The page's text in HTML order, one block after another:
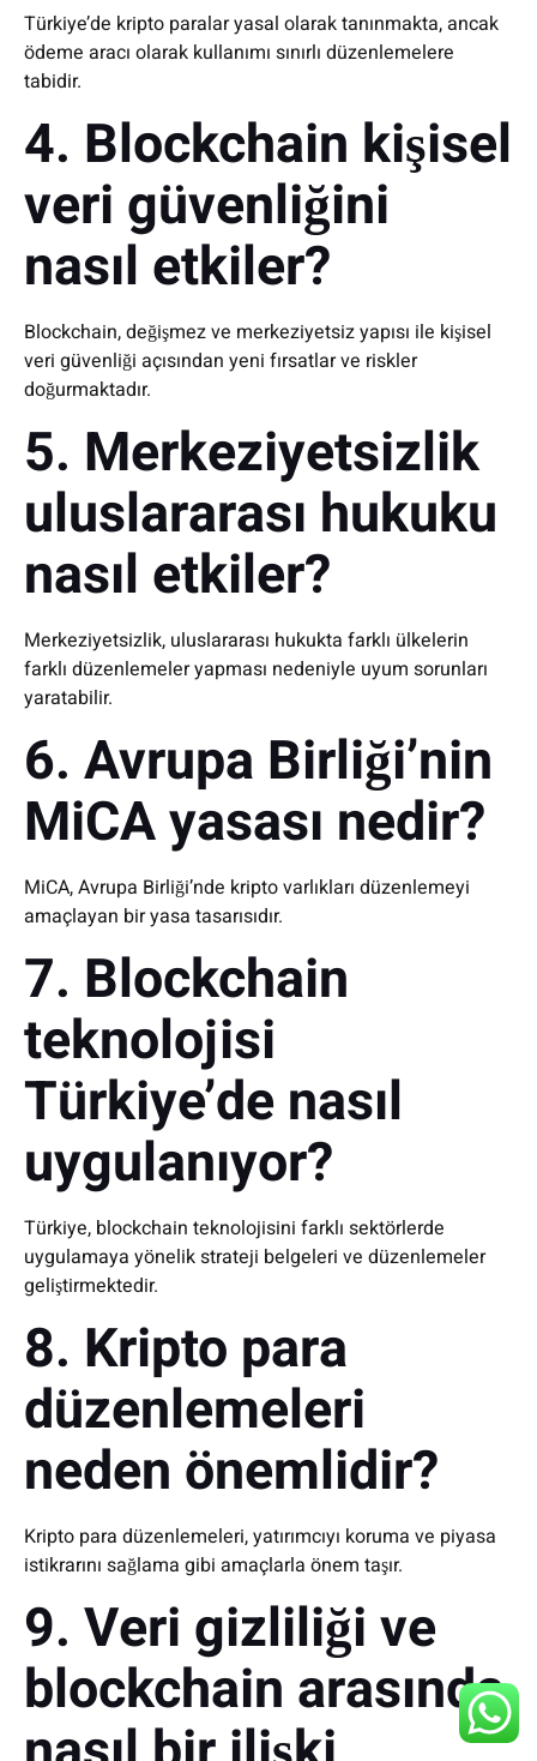
Türkiye’de kripto paralar yasal olarak tanınmakta, ancak
ödeme aracı olarak kullanımı sınırlı düzenlemelere
tabidir.
4. Blockchain kişisel
veri güvenliğini
nasıl etkiler?
Blockchain, değişmez ve merkeziyetsiz yapısı ile kişisel
veri güvenliği açısından yeni fırsatlar ve riskler
doğurmaktadır.
5. Merkeziyetsizlik
uluslararası hukuku
nasıl etkiler?
Merkeziyetsizlik, uluslararası hukukta farklı ülkelerin
farklı düzenlemeler yapması nedeniyle uyum sorunları
yaratabilir.
6. Avrupa Birliği’nin
MiCA yasası nedir?
MiCA, Avrupa Birliği’nde kripto varlıkları düzenlemeyi
amaçlayan bir yasa tasarısıdır.
7. Blockchain
teknolojisi
Türkiye’de nasıl
uygulanıyor?
Türkiye, blockchain teknolojisini farklı sektörlerde
uygulamaya yönelik strateji belgeleri ve düzenlemeler
geliştirmektedir.
8. Kripto para
düzenlemeleri
neden önemlidir?
Kripto para düzenlemeleri, yatırımcıyı koruma ve piyasa
istikrarını sağlama gibi amaçlarla önem taşır.
9. Veri gizliliği ve
blockchain arasında